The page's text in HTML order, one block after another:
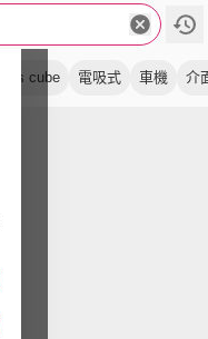
s cube 電吸式 車機 介